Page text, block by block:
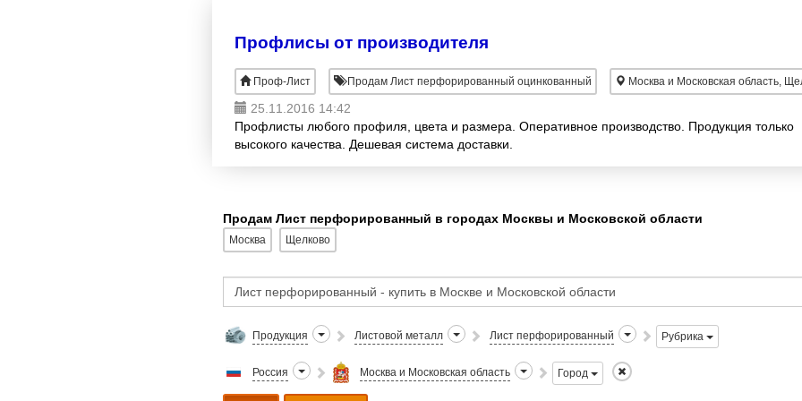
Профлисы от производителя
Проф-Лист Продам Лист перфорированный оцинкованный Москва и Московская область,
25.11.2016 14:42
Профлисты любого профиля, цвета и размера. Оперативное производство. Продукция только
высокого качества. Дешевая система доставки.
Продам Лист перфорированный в городах Москвы и Московской области
Москва Щелково
Продукция Листовой металл Лист перфорированный Рубрика
Россия Москва и Московская область Город